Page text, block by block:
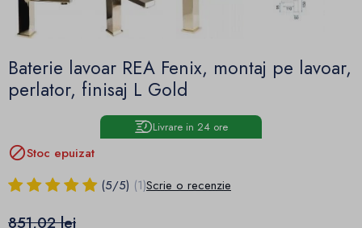
Baterie lavoar REA Fenix, montaj pe lavoar,
perlator, finisaj L Gold
Livrare in 24 ore
Stoc epuizat
(5/5) (1)Scrie o recenzie
851,02 lei